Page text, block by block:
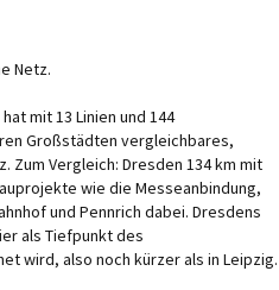
Netz.
mit 13 Linien und 144
Großstädten vergleichbares,
Zum Vergleich: Dresden 134 km mit
wie die Messeanbindung,
und Pennrich dabei. Dresdens
als Tiefpunkt des
wird, also noch kürzer als in Leipzig.